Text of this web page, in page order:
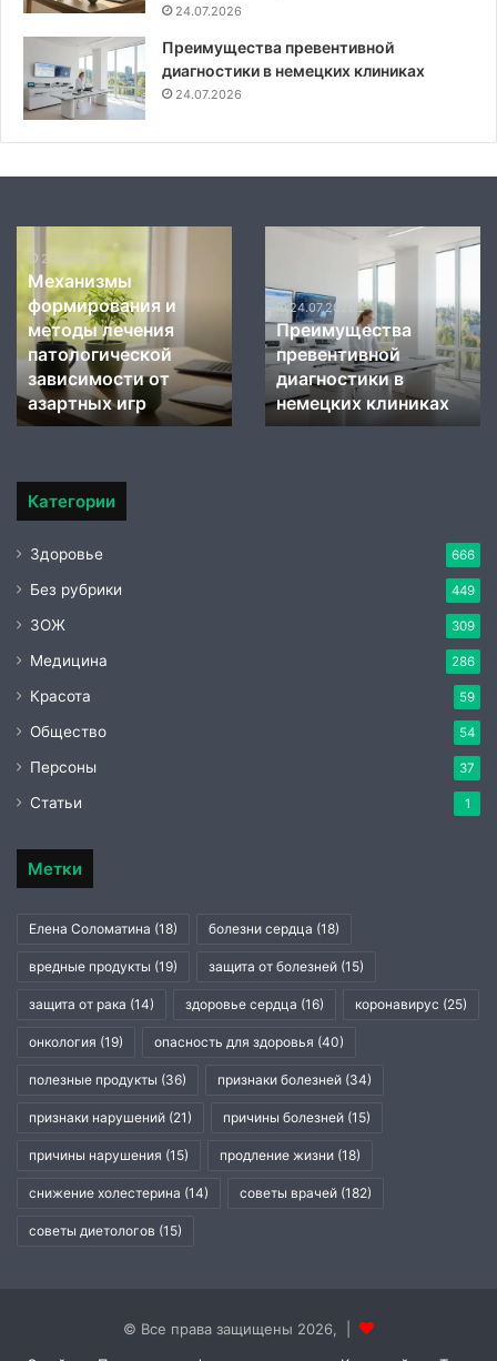
24.07.2026
Преимущества превентивной
диагностики в немецких клиниках
24.07.2026
формирования
методы
лечения
патологической
зависимости
от
азартных
24.07.2026
Механизмы
формирования и
методы лечения
патологической
зависимости от
азартных игр
Преимущества
диагностики
немецких
клиниках
24.07.2026
Преимущества
превентивной
диагностики в
немецких клиниках
Категории
Здоровье 666
Без рубрики 449
ЗОЖ 309
Медицина 286
Красота 59
Общество 54
Персоны 37
Статьи 1
Метки
Елена Соломатина (18) болезни сердца (18)
вредные продукты (19) защита от болезней (15)
защита от рака (14) здоровье сердца (16) коронавирус (25)
онкология (19) опасность для здоровья (40)
полезные продукты (36) признаки болезней (34)
признаки нарушений (21) причины болезней (15)
причины нарушения (15) продление жизни (18)
снижение холестерина (14) советы врачей (182)
советы диетологов (15)
© Все права защищены 2026, |